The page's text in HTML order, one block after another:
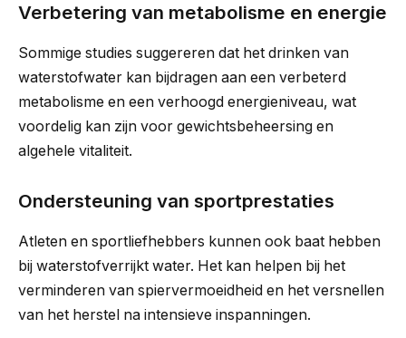
Verbetering van metabolisme en energie
Sommige studies suggereren dat het drinken van
waterstofwater kan bijdragen aan een verbeterd
metabolisme en een verhoogd energieniveau, wat
voordelig kan zijn voor gewichtsbeheersing en
algehele vitaliteit.
Ondersteuning van sportprestaties
Atleten en sportliefhebbers kunnen ook baat hebben
bij waterstofverrijkt water. Het kan helpen bij het
verminderen van spiervermoeidheid en het versnellen
van het herstel na intensieve inspanningen.